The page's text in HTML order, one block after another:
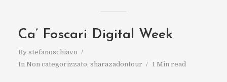
Ca’ Foscari Digital Week
By stefanoschiavo
In Non categorizzato, sharazadontour 1 Min read